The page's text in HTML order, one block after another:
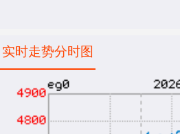
实时走势分时图